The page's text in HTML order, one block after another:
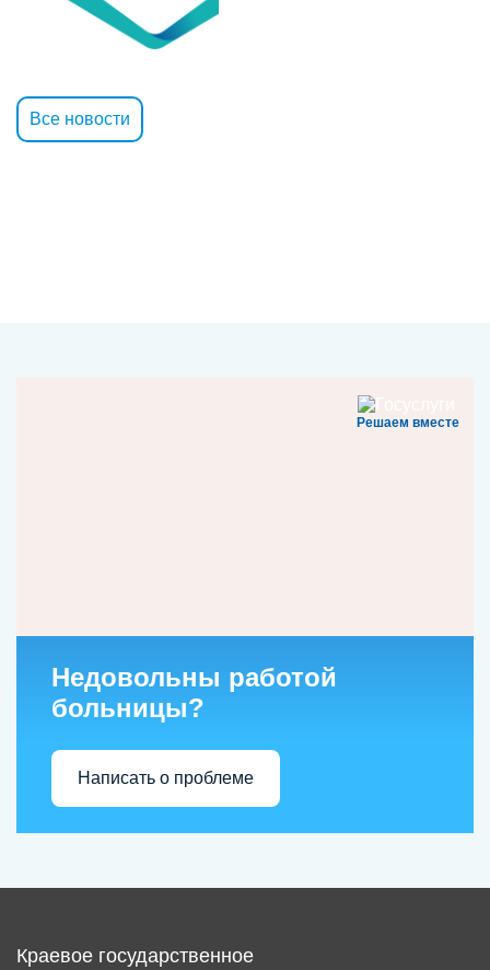
Все новости
Решаем вместе
Недовольны работой
больницы?
Написать о проблеме
Краевое государственное